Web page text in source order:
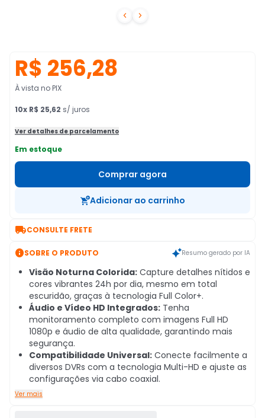
 
R$ 256,28
À vista no PIX
10x R$ 25,62 s/ juros
Ver detalhes de parcelamento
Em estoque
Comprar agora
Adicionar ao carrinho
CONSULTE FRETE
SOBRE O PRODUTO Resumo gerado por IA
Visão Noturna Colorida: Capture detalhes nítidos e
cores vibrantes 24h por dia, mesmo em total
escuridão, graças à tecnologia Full Color+.
Áudio e Vídeo HD Integrados: Tenha
monitoramento completo com imagens Full HD
1080p e áudio de alta qualidade, garantindo mais
segurança.
Compatibilidade Universal: Conecte facilmente a
diversos DVRs com a tecnologia Multi-HD e ajuste as
configurações via cabo coaxial.
Ver mais